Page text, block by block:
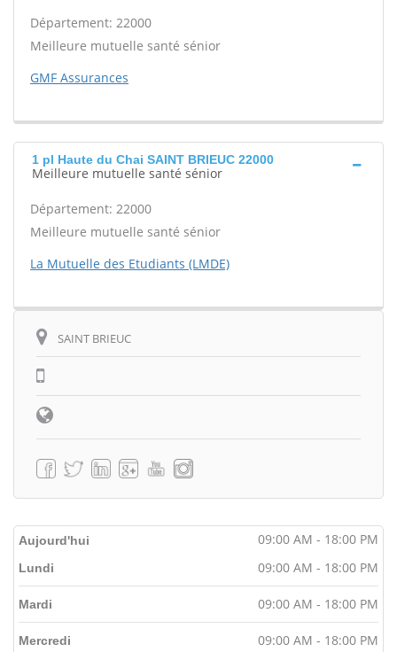
Département: 22000
Meilleure mutuelle santé sénior
GMF Assurances
1 pl Haute du Chai SAINT BRIEUC 22000
Meilleure mutuelle santé sénior
Département: 22000
Meilleure mutuelle santé sénior
La Mutuelle des Etudiants (LMDE)
SAINT BRIEUC
Aujourd'hui 09:00 AM - 18:00 PM
Lundi 09:00 AM - 18:00 PM
Mardi 09:00 AM - 18:00 PM
Mercredi 09:00 AM - 18:00 PM